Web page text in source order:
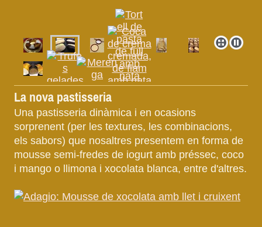
La nova pastisseria
Una pastisseria dinàmica i en ocasions
sorprenent (per les textures, les combinacions,
els sabors) que nosaltres presentem en forma de
mousse semi-fredes de iogurt amb préssec, coco
i mango o llimona i xocolata blanca, entre d'altres.